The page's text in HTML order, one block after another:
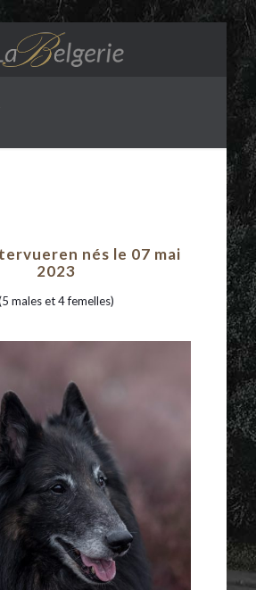
nés le 07 mai
2023
males et 4 femelles)